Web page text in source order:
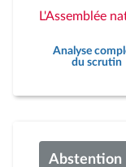
L'Assemblée
Analyse
du scrutin
Abstention